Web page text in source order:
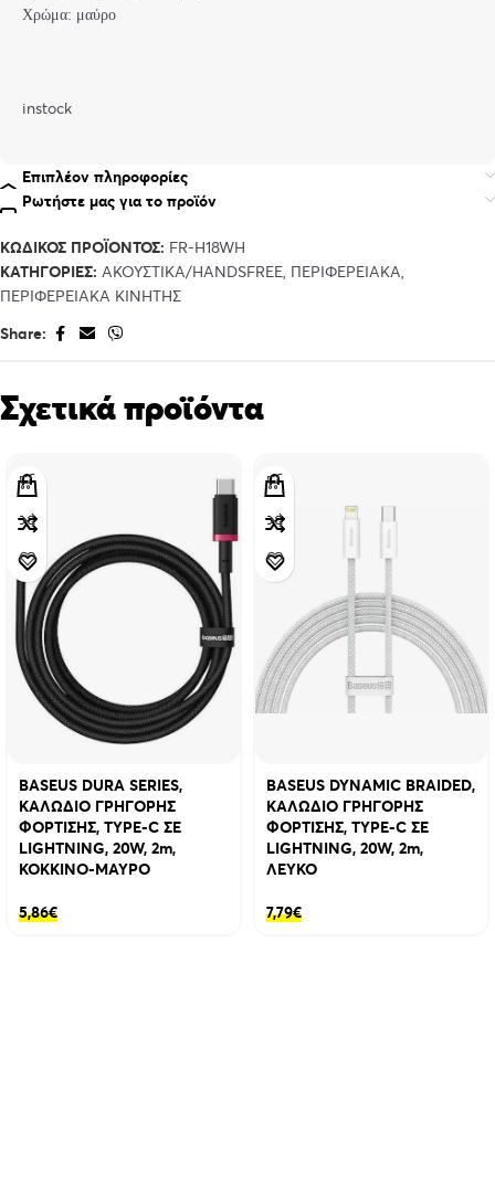
Χρώμα: μαύρο
instock
Επιπλέον πληροφορίες
Ρωτήστε μας για το προϊόν
ΚΩΔΙΚΌΣ ΠΡΟΪΌΝΤΟΣ: FR-H18WH
ΚΑΤΗΓΟΡΊΕΣ: ΑΚΟΥΣΤΙΚΑ/HANDSFREE ΠΕΡΙΦΕΡΕΙΑΚΑ
ΠΕΡΙΦΕΡΕΙΑΚΑ ΚΙΝΗΤΗΣ
Share:
Σχετικά προϊόντα
BASEUS DURA SERIES,
ΚΑΛΩΔΙΟ ΓΡΗΓΟΡΗΣ
ΦΟΡΤΙΣΗΣ, TYPE-C ΣΕ
LIGHTNING, 20W, 2m,
ΚΟΚΚΙΝΟ-ΜΑΥΡΟ
5,86€
BASEUS DYNAMIC BRAIDED,
ΚΑΛΩΔΙΟ ΓΡΗΓΟΡΗΣ
ΦΟΡΤΙΣΗΣ, TYPE-C ΣΕ
LIGHTNING, 20W, 2m,
ΛΕΥΚΟ
7,79€